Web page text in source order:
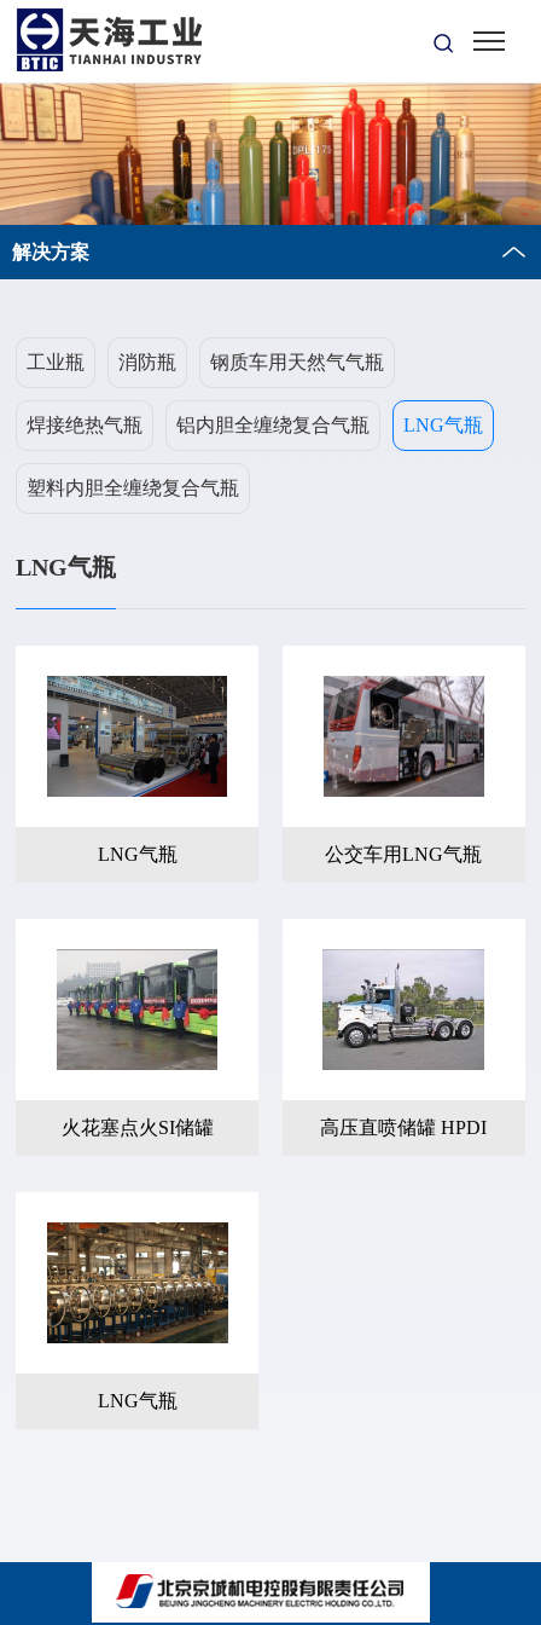
解决方案
工业瓶 消防瓶 钢质车用天然气气瓶
焊接绝热气瓶 铝内胆全缠绕复合气瓶 LNG气瓶
塑料内胆全缠绕复合气瓶
LNG气瓶
LNG气瓶 公交车用LNG气瓶
火花塞点火SI储罐 高压直喷储罐 HPDI
LNG气瓶